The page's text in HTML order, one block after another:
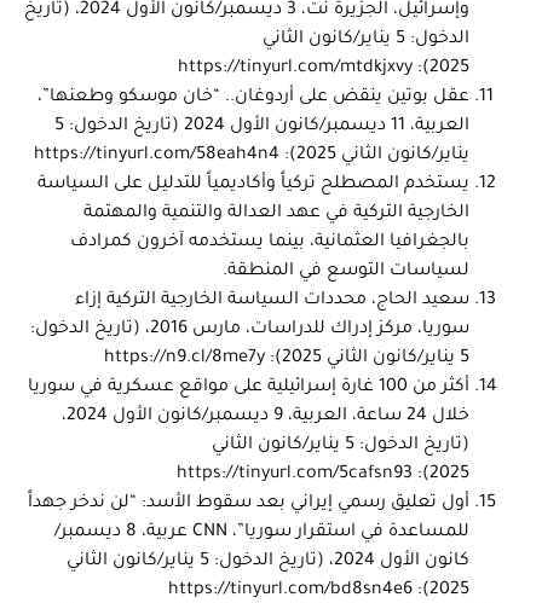
وإسرائيل، الجزيرة نت، 3 ديسمبر/كانون الأول 2024، (تاريخ
الدخول: 5 يناير/كانون الثاني
2025):
https://tinyurl.com/mtdkjxvy
عقل بوتين ينقض على أردوغان.. “خان موسكو وطعنها”،
العربية، 11 ديسمبر/كانون الأول 2024 (تاريخ الدخول: 5
يناير/كانون الثاني 2025):
https://tinyurl.com/58eah4n4
يستخدم المصطلح تركياً وأكاديمياً للتدليل على السياسة
الخارجية التركية في عهد العدالة والتنمية والمهتمة
بالجغرافيا العثمانية، بينما يستخدمه آخرون كمرادف
لسياسات التوسع في المنطقة.
سعيد الحاج، محددات السياسة الخارجية التركية إزاء
سوريا، مركز إدراك للدراسات، مارس 2016، (تاريخ الدخول:
5 يناير/كانون الثاني 2025):
https://n9.cl/8me7y
أكثر من 100 غارة إسرائيلية على مواقع عسكرية في سوريا
خلال 24 ساعة، العربية، 9 ديسمبر/كانون الأول 2024،
(تاريخ الدخول: 5 يناير/كانون الثاني
2025):
https://tinyurl.com/5cafsn93
أول تعليق رسمي إيراني بعد سقوط الأسد: “لن ندخر جهداً
للمساعدة في استقرار سوريا”، CNN
عربية، 8 ديسمبر/
كانون الأول 2024، (تاريخ الدخول: 5 يناير/كانون الثاني
2025):
https://tinyurl.com/bd8sn4e6